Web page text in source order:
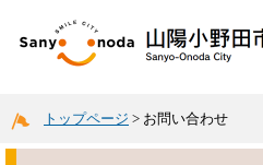
トップページ > お問い合わせ